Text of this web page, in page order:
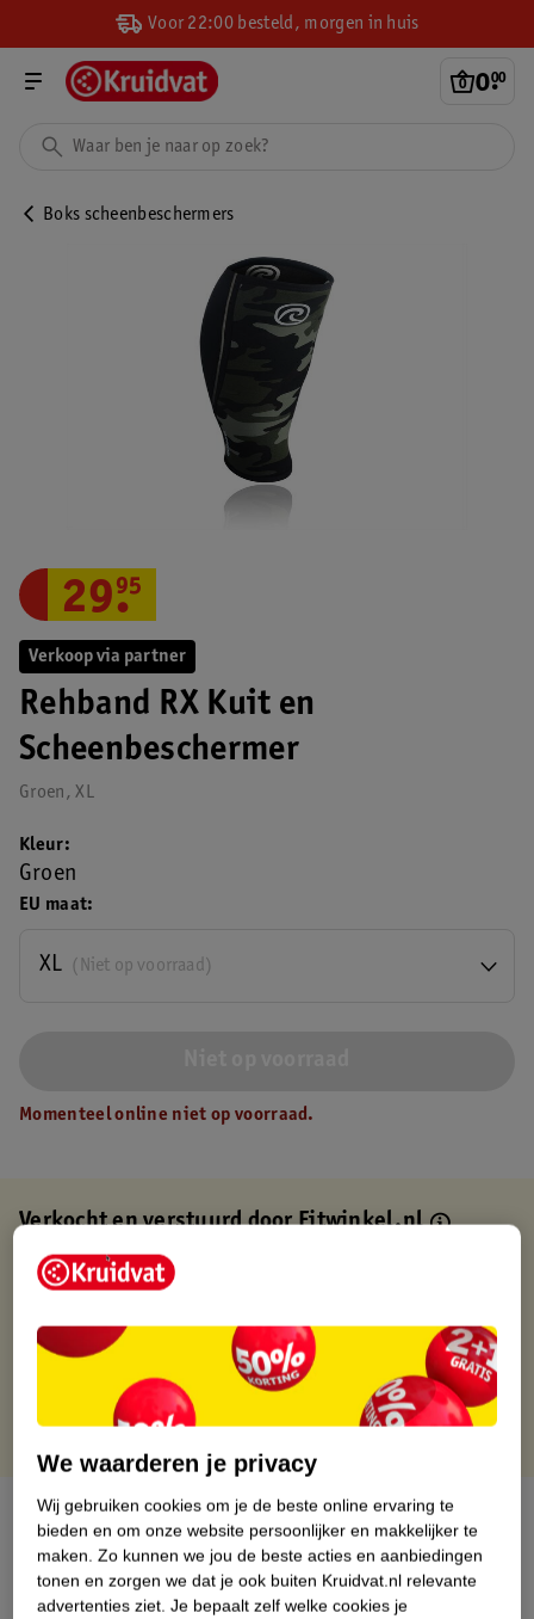
Voor 22:00 besteld, morgen in huis
0.
00
Boks scheenbeschermers
Verkoop via partner
Rehband RX Kuit en
Scheenbeschermer
Groen, XL
29.
95
EU maat
(Niet op voorraad)
XL
Kleur
Groen
Momenteel online niet op voorraad.
Verkocht en verstuurd doorFitwinkel.nl
Binnen 1 werkdag verstuurd
Gratis retourneren via verkooppartner.
Gratis punten met je Kruidvat kaart
Over dit product
Productinformatie
We waarderen je privacy
Wij gebruiken cookies om je de beste online ervaring te
bieden en om onze website persoonlijker en makkelijker te
maken. Zo kunnen we jou de beste acties en aanbiedingen
tonen en zorgen we dat je ook buiten Kruidvat.nl relevante
advertenties ziet. Je bepaalt zelf welke cookies je